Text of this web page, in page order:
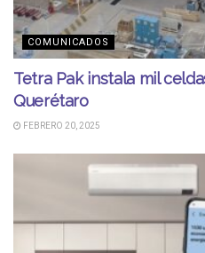
COMUNICADOS
Tetra Pak instala mil
Querétaro
FEBRERO 20, 2025